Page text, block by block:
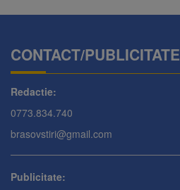
CONTACT/PUBLICITATE
Redactie:
0773.834.740
brasovstiri@gmail.com
Publicitate: